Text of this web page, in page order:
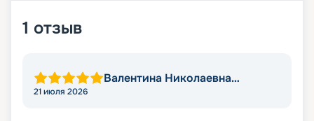
1 отзыв
Валентина Николаевна
21 июля 2026